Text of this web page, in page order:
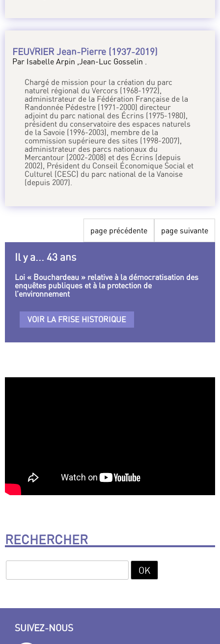
FEUVRIER Jean-Pierre (1937-2019)
Par Isabelle Arpin ,Jean-Luc Gosselin .
Chargé de mission pour la création du parc
naturel régional du Vercors (1968-1972),
administrateur de la Fédération Française de la
Randonnée Pédestre (1971-2000) directeur
adjoint du parc national des Écrins (1975-1980),
président du conservatoire des espaces naturels
de la Savoie (1996-2003), membre de la
commission supérieure des sites (1998-2007),
administrateur des parcs nationaux du
Mercantour (2002-2008) et des Écrins (depuis
2002), Président du Conseil Économique Social et
Culturel (CESC) du parc national de la Vanoise
(depuis 2007).
page précédente page suivante
Il y a... 43 ans
Loi « Bouchardeau » relative à la démocratisation des
enquêtes publiques et à la protection de
l’environnement
VOIR LA FRISE HISTORIQUE
RECHERCHER
SUIVEZ-NOUS